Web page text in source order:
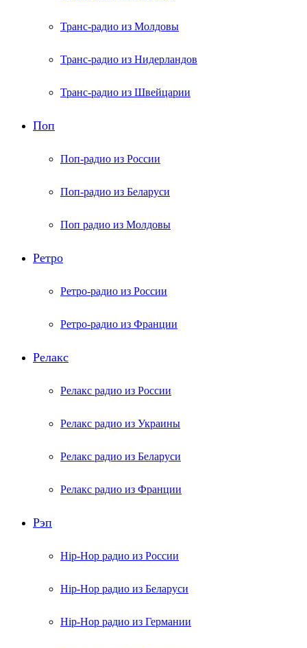
Транс-радио из Молдовы
Транс-радио из Нидерландов
Транс-радио из Швейцарии
Поп
Поп-радио из России
Поп-радио из Беларуси
Поп радио из Молдовы
Ретро
Ретро-радио из России
Ретро-радио из Франции
Релакс
Релакс радио из России
Релакс радио из Украины
Релакс радио из Беларуси
Релакс радио из Франции
Рэп
Hip-Hop радио из России
Hip-Hop радио из Беларуси
Hip-Hop радио из Германии